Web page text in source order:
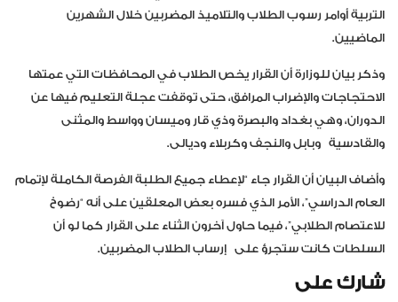
التربية أوامر رسوب الطلاب والتلاميذ المضربين خلال الشهرين
الماضيين.
وذكر بيان للوزارة أن القرار يخص الطلاب في المحافظات التي عمتها
الاحتجاجات والإضراب المرافق، حتى توقفت عجلة التعليم فيها عن
الدوران، وهي بغداد والبصرة وذي قار وميسان وواسط والمثنى
والقادسية وبابل والنجف وكربلاء وديالى.
وأضاف البيان أن القرار جاء “لإعطاء جميع الطلبة الفرصة الكاملة لإتمام
العام الدراسي”، الأمر الذي فسره بعض المعلقين على أنه “رضوخ
للاعتصام الطلابي”، فيما حاول آخرون الثناء على القرار كما لو أن
السلطات كانت ستجرؤ على إرساب الطلاب المضربين.
شارك على